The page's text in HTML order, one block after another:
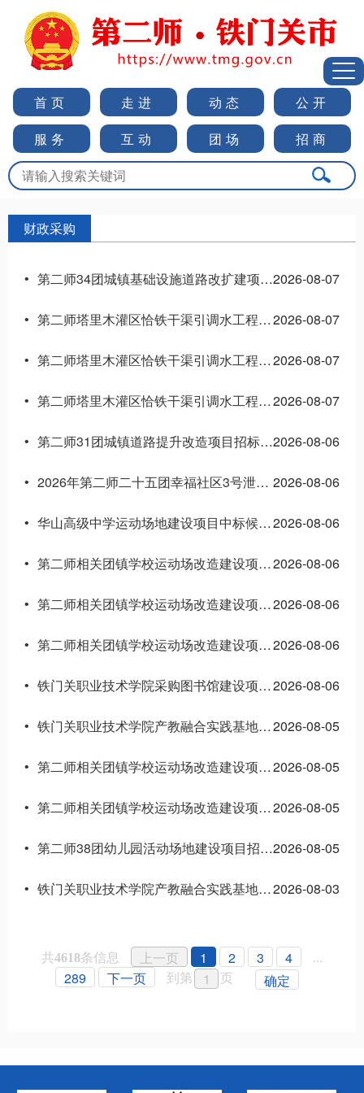
首页 走进 动态
公开
服务
互动 团场 招商
财政采购
2026-08-07
• 第二师34团城镇基础设施道路改扩建项目招标公告
2026-08-07
• 第二师塔里木灌区恰铁干渠引调水工程（2#节制闸～4#节制闸段）土建四标段中标候选人公示
2026-08-07
• 第二师塔里木灌区恰铁干渠引调水工程（2#节制闸～4#节制闸段）土建三标段中标候选人公示
2026-08-07
• 第二师塔里木灌区恰铁干渠引调水工程（2#节制闸～4#节制闸段）土建二标段 中标候选人公示
2026-08-06
• 第二师31团城镇道路提升改造项目招标公告
2026-08-06
• 2026年第二师二十五团幸福社区3号泄洪沟防洪应急工程招标公告
2026-08-06
• 华山高级中学运动场地建设项目中标候选人公示
2026-08-06
• 第二师相关团镇学校运动场改造建设项目（三标段）中标候选人公示
2026-08-06
• 第二师相关团镇学校运动场改造建设项目（二标段）中标候选人公示
2026-08-06
• 第二师相关团镇学校运动场改造建设项目（一标段）中标候选人公示
2026-08-06
• 铁门关职业技术学院采购图书馆建设项目家具招标公告
2026-08-05
• 铁门关职业技术学院产教融合实践基地建设项目（9号学生宿舍）施工 中标候选人公示
2026-08-05
• 第二师相关团镇学校运动场改造建设项目（四标段）中标候选人公示
2026-08-05
• 第二师相关团镇学校运动场改造建设项目（五标段） 中标候选人公示
2026-08-05
• 第二师38团幼儿园活动场地建设项目招标公告
2026-08-03
• 铁门关职业技术学院产教融合实践基地建设项目（3号实训基地）（主体）招标公告
共4618条信息 上一页 1 2 3 4
...
289
下一页 到第 页 确定